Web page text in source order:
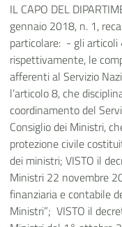
IL CAPO DEL
gennaio 2018, n. 1,
particolare: - gli articoli
rispettivamente, le
afferenti al Servizio
l’articolo 8, che
coordinamento del
Consiglio dei Ministri,
protezione civile
dei ministri; VISTO il
Ministri 22 novembre
finanziaria e contabile
Ministri”; VISTO il